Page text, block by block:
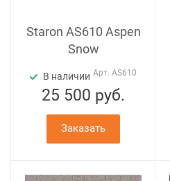
Staron AS610 Aspen
Snow
В наличии Арт. AS610
25 500 руб.
Заказать